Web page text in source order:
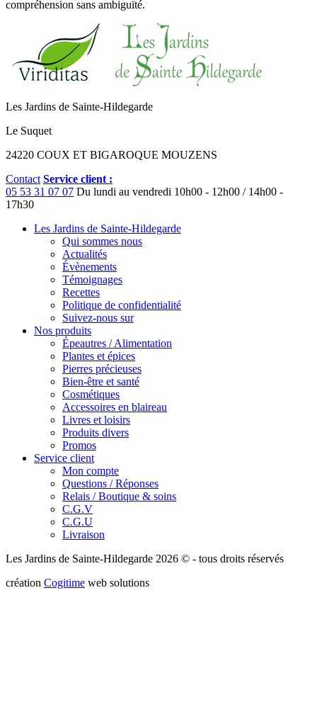
compréhension sans ambiguïté.
Les Jardins de Sainte-Hildegarde
Le Suquet
24220 COUX ET BIGAROQUE MOUZENS
Contact Service client :
05 53 31 07 07 Du lundi au vendredi 10h00 - 12h00 / 14h00 -
17h30
Les Jardins de Sainte-Hildegarde
Qui sommes nous
Actualités
Évènements
Témoignages
Recettes
Politique de confidentialité
Suivez-nous sur
Nos produits
Épeautres / Alimentation
Plantes et épices
Pierres précieuses
Bien-être et santé
Cosmétiques
Accessoires en blaireau
Livres et loisirs
Produits divers
Promos
Service client
Mon compte
Questions / Réponses
Relais / Boutique & soins
C.G.V
C.G.U
Livraison
Les Jardins de Sainte-Hildegarde 2026 © - tous droits réservés
création Cogitime web solutions